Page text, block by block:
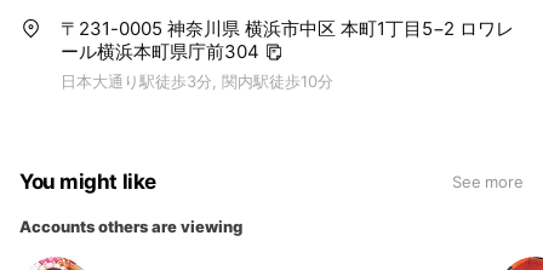
〒231-0005 神奈川県 横浜市中区 本町1丁目5−2 ロワレ
ール横浜本町県庁前304
日本大通り駅徒歩3分, 関内駅徒歩10分
You might like See more
Accounts others are viewing